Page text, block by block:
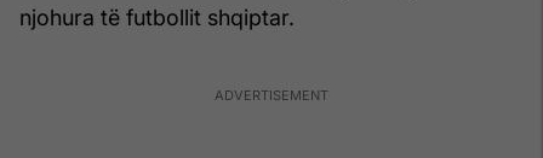
njohura të futbollit shqiptar.